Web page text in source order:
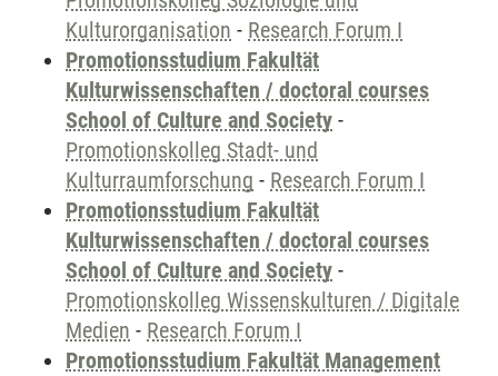
Kulturorganisation - Research Forum I
Promotionsstudium Fakultät
Kulturwissenschaften / doctoral courses
School of Culture and Society -
Promotionskolleg Stadt- und
Kulturraumforschung - Research Forum I
Promotionsstudium Fakultät
Kulturwissenschaften / doctoral courses
School of Culture and Society -
Promotionskolleg Wissenskulturen / Digitale
Medien - Research Forum I
Promotionsstudium Fakultät Management